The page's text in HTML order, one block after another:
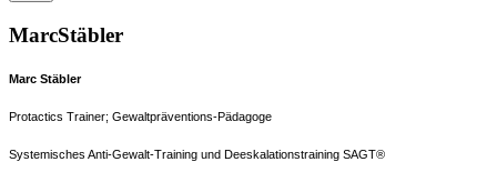
MarcStäbler
Marc Stäbler
Protactics Trainer; Gewaltpräventions-Pädagoge
Systemisches Anti-Gewalt-Training und Deeskalationstraining SAGT®